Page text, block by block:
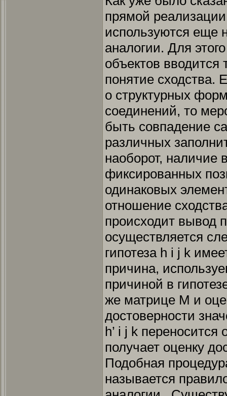
прямой
используются еще
аналогии. Для
объектов
понятие сходства.
о структурных
соединений, то
быть совпадение
различных
наоборот, наличие
фиксированных
одинаковых
отношение
происходит вывод
осуществляется
гипотеза h i j k
причина,
причиной в
же матрице М и
достоверности
h’ i j k переносится
получает оценку
Подобная
называется